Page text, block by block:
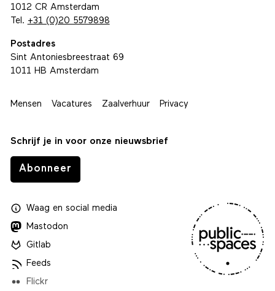
1012 CR Amsterdam
Tel. +31 (0)20 5579898
Postadres
Sint Antoniesbreestraat 69
1011 HB Amsterdam
Mensen Vacatures Zaalverhuur Privacy
Schrijf je in voor onze nieuwsbrief
Abonneer
Waagen social media
Mastodon
Gitlab
Feeds
Flickr